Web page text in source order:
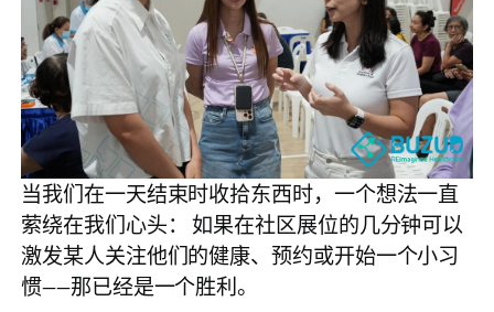
当我们在一天结束时收拾东西时，一个想法一直
萦绕在我们心头： 如果在社区展位的几分钟可以
激发某人关注他们的健康、预约或开始一个小习
惯——那已经是一个胜利。